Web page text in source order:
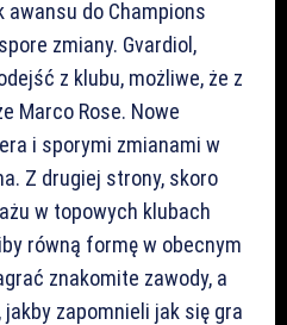
awansu do Champions
zmiany. Gvardiol,
z klubu, możliwe, że z
Marco Rose. Nowe
i sporymi zmianami w
Z drugiej strony, skoro
w topowych klubach
równą formę w obecnym
znakomite zawody, a
zapomnieli jak się gra